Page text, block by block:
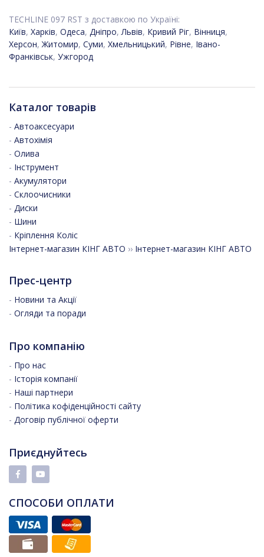
TECHLINE 097 RST з доставкою по Україні:
Київ, Харків, Одеса, Дніпро,Львів, Кривий Ріг, Вінниця,
Херсон,Житомир, Суми, Хмельницький, Рівне, Івано-
Франківськ, Ужгород
Каталог товарів
- Автоаксесуари
- Автохімія
- Олива
- Інструмент
- Акумулятори
- Склоочисники
- Диски
- Шини
- Кріплення Коліс
Інтернет-магазин КІНГ АВТО ›› Інтернет-магазин КІНГ АВТО
Прес-центр
- Новини та Акції
- Огляди та поради
Про компанію
- Про нас
- Історія компанії
- Наші партнери
- Політика кофіденційності сайту
- Договір публічної оферти
Приєднуйтесь
СПОСОБИ ОПЛАТИ